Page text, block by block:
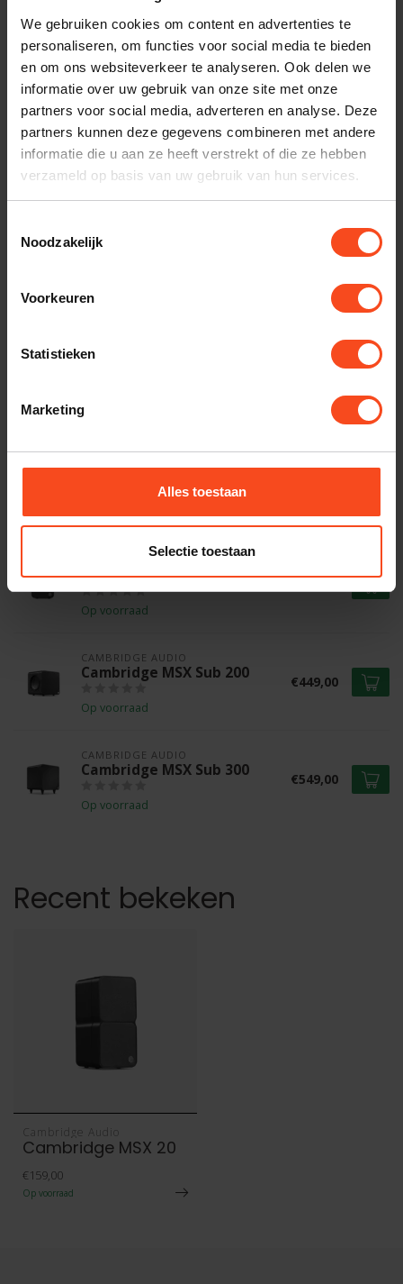
We gebruiken cookies om content en advertenties te
personaliseren, om functies voor social media te bieden
en om ons websiteverkeer te analyseren. Ook delen we
informatie over uw gebruik van onze site met onze
partners voor social media, adverteren en analyse. Deze
partners kunnen deze gegevens combineren met andere
informatie die u aan ze heeft verstrekt of die ze hebben
verzameld op basis van uw gebruik van hun services.
Noodzakelijk
Voorkeuren
Statistieken
Marketing
Alles toestaan
Selectie toestaan
Specificaties
Gerelateerde producten
CAMBRIDGE AUDIO
Cambridge MINX MIN12 (per
stuk)
€79,00
€69,00
CAMBRIDGE AUDIO
€499,00
Cambridge Minx 400M muur
€29,00
CAMBRIDGE AUDIO
Cambridge Minx CA600D
Op voorraad
CAMBRIDGE AUDIO
Cambridge MSX 10
Op voorraad
CAMBRIDGE AUDIO
Cambridge MSX Sub 200
Op voorraad
€449,00
CAMBRIDGE AUDIO
Cambridge MSX Sub 300
Op voorraad
€549,00
Recent bekeken
Cambridge Audio
Cambridge MSX 20
€159,00
Op voorraad